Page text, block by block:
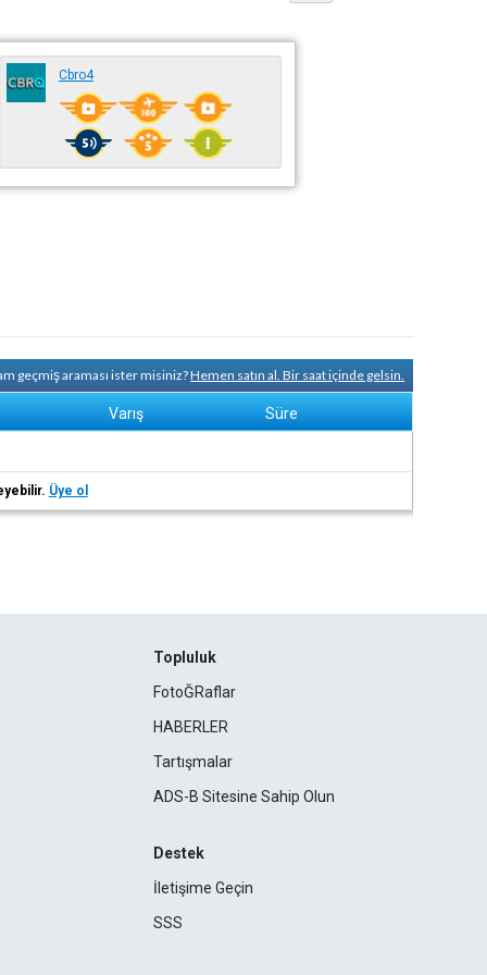
Cbro4
geçmiş araması ister misiniz?Hemen satın al. Bir saat içinde gelsin.
Varış Süre
Üye ol
Topluluk
FotoĞRaflar
HABERLER
Tartışmalar
ADS-B Sitesine Sahip Olun
Destek
İletişime Geçin
SSS